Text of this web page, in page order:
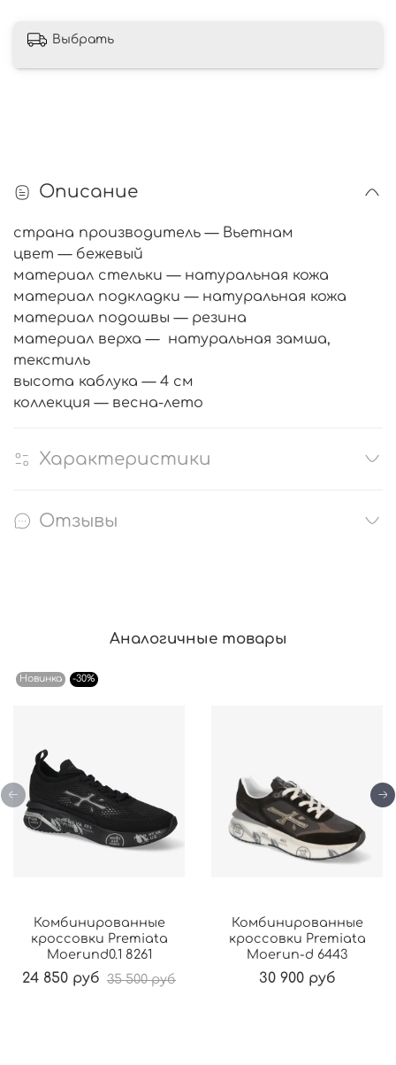
Выбрать
Описание
страна производитель — Вьетнам
цвет — бежевый
материал стельки — натуральная кожа
материал подкладки — натуральная кожа
материал подошвы — резина
материал верха — натуральная замша,
текстиль
высота каблука — 4 см
коллекция — весна-лето
Характеристики
Отзывы
Аналогичные товары
Новинка -30%
Комбинированные
кроссовки Premiata
Moerund0.1 8261
24 850 руб 35 500 руб
Комбинированные
кроссовки Premiata
Moerun-d 6443
30 900 руб